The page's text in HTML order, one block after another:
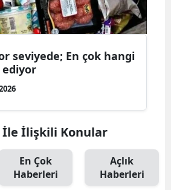
seviyede; En çok hangi
ediyor
İle İlişkili Konular
En Çok
Haberleri
Açlık
Haberleri